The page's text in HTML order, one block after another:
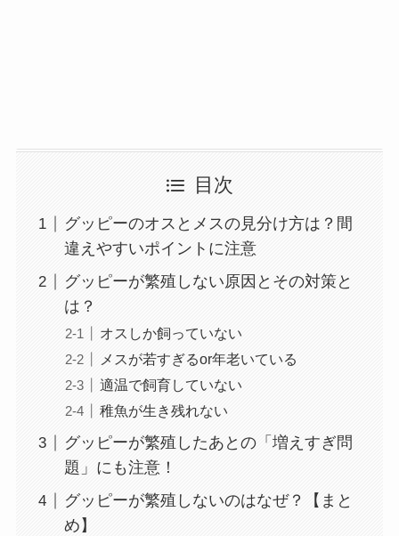
目次
グッピーのオスとメスの見分け方は？間
違えやすいポイントに注意
グッピーが繁殖しない原因とその対策と
は？
オスしか飼っていない
メスが若すぎるor年老いている
適温で飼育していない
稚魚が生き残れない
グッピーが繁殖したあとの「増えすぎ問
題」にも注意！
グッピーが繁殖しないのはなぜ？【まと
め】